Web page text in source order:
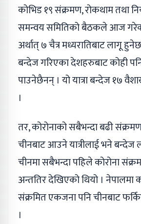
कोभिड १९ संक्रमण, रोकथाम तथा
समन्वय समितिको बैठकले आज
अर्थात् ७ चैत्र मध्यरातिबाट लागू
बन्देज गरिएका देशहरुबाट कोही
पाउनेछैनन् । यो यात्रा बन्देज १७
।
तर, कोरोनाको सबैभन्दा बढी
चीनबाट आउने यात्रीलाई भने बन्देज
चीनमा सबैभन्दा पहिले कोरोना
अन्ततिर देखिएको थियो । नेपालमा
संक्रमित एकजना पनि चीनबाट
।